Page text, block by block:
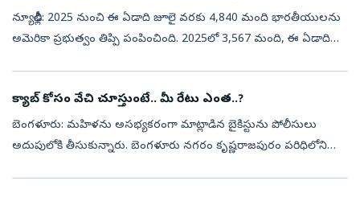
న్యూఢిల్లీ: 2025 నుంచి ఈ ఏడాది జూలై వరకు 4,840 మంది భారతీయులను
అమెరికా ప్రభుత్వం తిప్పి పంపించింది. 2025లో 3,567 మంది, ఈ ఏడాది
క్యాబ్ కోసం వేచి చూస్తుంటే.. మీ రేటు ఎంత..?
బెంగళూరు: మహిళను అసభ్యకరంగా మాట్లాడిన బైకిస్టును పోలీసులు
అదుపులోకి తీసుకున్నారు. బెంగళూరు నగరం కృష్ణరాజపురం పరిధిలోని